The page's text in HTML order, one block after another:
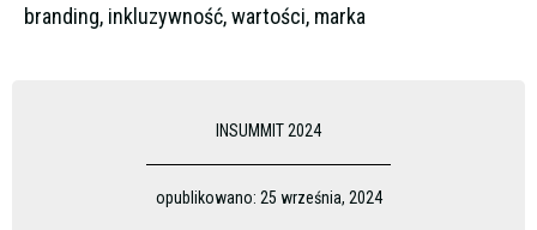
branding, inkluzywność, wartości, marka
INSUMMIT 2024
opublikowano: 25 września, 2024